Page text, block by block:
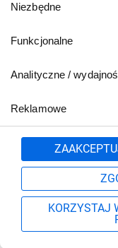
zgody
Niezbędne
Funkcjonalne
Analityczne /
Reklamowe
KORZYSTAJ
801